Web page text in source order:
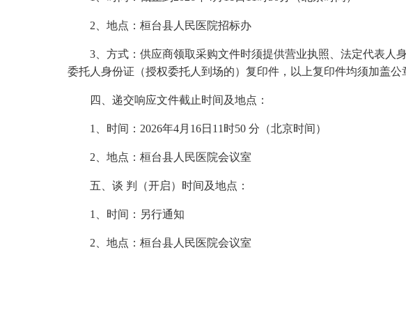
2、地点： 桓台县人民医院招标办
3、方式：供应商领取采购文件时须提供营业执照 、 法定代表人
委托人身份证（授权委托人到场的）复印件，以上复印件均须加盖公
四、递交响应文件截止时间及地点：
1、时间： 2026年4月 16日 11时50 分（北京时间）
2、地点： 桓台县人民医院会议室
五、 谈 判 （开启）时间及地点：
1、时间： 另行通知
2、地点： 桓台县人民医院会议室